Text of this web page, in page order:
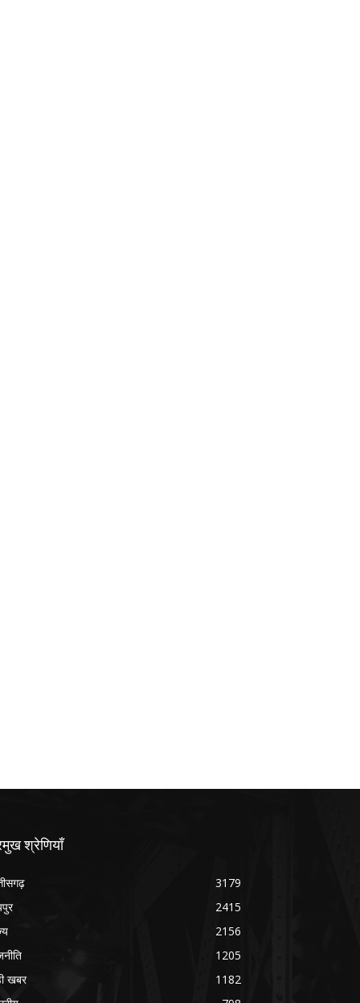
श्रेणियाँ
3179
2415
2156
1205
खबर
1182